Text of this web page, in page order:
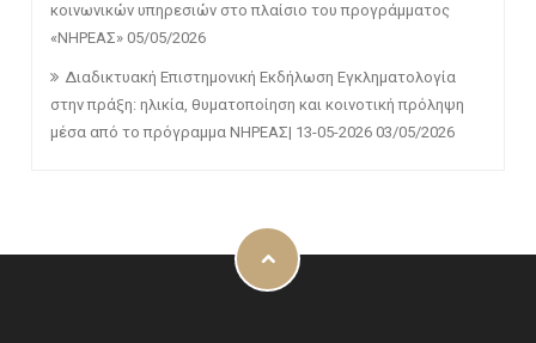
κοινωνικών υπηρεσιών στο πλαίσιο του προγράμματος
«ΝΗΡΕΑΣ» 05/05/2026
Διαδικτυακή Επιστημονική Εκδήλωση Εγκληματολογία
στην πράξη: ηλικία, θυματοποίηση και κοινοτική πρόληψη
μέσα από το πρόγραμμα ΝΗΡΕΑΣ| 13-05-2026 03/05/2026